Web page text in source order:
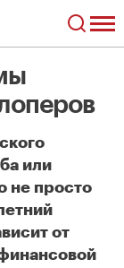
или
не просто
от